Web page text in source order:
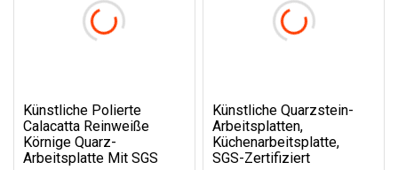
Künstliche Polierte
Calacatta Reinweiße
Körnige Quarz-
Arbeitsplatte Mit SGS
Künstliche Quarzstein-
Arbeitsplatten,
Küchenarbeitsplatte,
SGS-Zertifiziert